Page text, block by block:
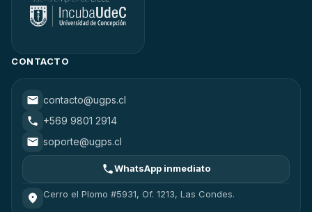
CONTACTO
contacto@ugps.cl
+569 9801 2914
soporte@ugps.cl
WhatsApp inmediato
Cerro el Plomo #5931, Of. 1213, Las Condes.